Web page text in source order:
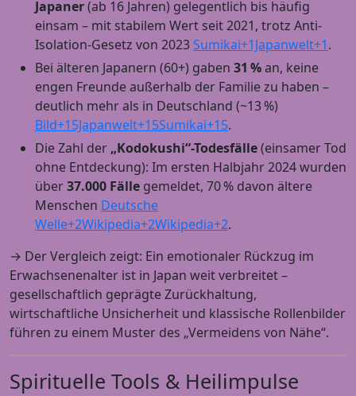
Japaner(ab 16 Jahren) gelegentlich bis häufig
einsam – mit stabilem Wert seit 2021, trotz Anti-
Isolation‑Gesetz von 2023Sumikai+1Japanwelt+1.
Bei älteren Japanern (60+) gaben 31 %an, keine
engen Freunde außerhalb der Familie zu haben –
deutlich mehr als in Deutschland (~13 %)
Bild+15Japanwelt+15Sumikai+15.
Die Zahl der „Kodokushi“-Todesfälle(einsamer Tod
ohne Entdeckung): Im ersten Halbjahr 2024 wurden
über37.000 Fälle gemeldet, 70 % davon ältere
Menschen Deutsche
Welle+2Wikipedia+2Wikipedia+2.
→ Der Vergleich zeigt: Ein emotionaler Rückzug im
Erwachsenenalter ist in Japan weit verbreitet –
gesellschaftlich geprägte Zurückhaltung,
wirtschaftliche Unsicherheit und klassische Rollenbilder
führen zu einem Muster des „Vermeidens von Nähe“.
Spirituelle Tools & Heilimpulse